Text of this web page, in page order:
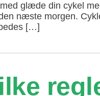
glæde din cykel
næste morgen.
[…]